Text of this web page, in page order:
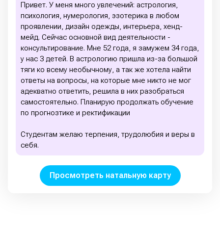
Привет. У меня много увлечений: астрология,
психология, нумерология, эзотерика в любом
проявлении, дизайн одежды, интерьера, хенд-
мейд. Сейчас основной вид деятельности -
консультирование. Мне 52 года, я замужем 34 года,
у нас 3 детей. В астрологию пришла из-за большой
тяги ко всему необычному, а так же хотела найти
ответы на вопросы, на которые мне никто не мог
адекватно ответить, решила в них разобраться
самостоятельно. Планирую продолжать обучение
по прогнозтике и ректификации
Студентам желаю терпения, трудолюбия и веры в
себя.
Просмотреть натальную карту